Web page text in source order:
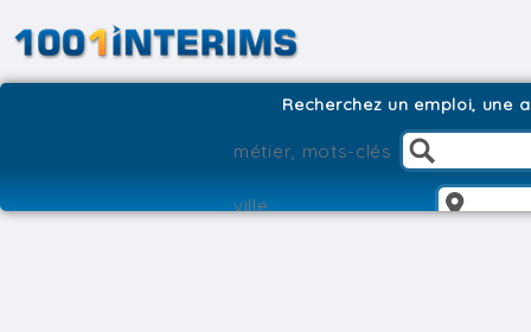
Recherchez un emploi, une